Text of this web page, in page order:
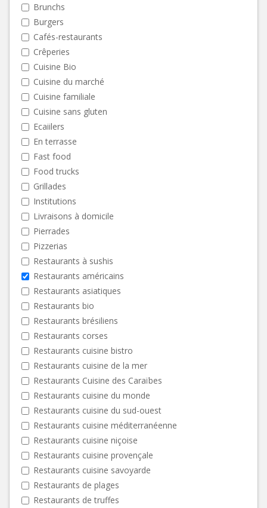
Brunchs
Burgers
Cafés-restaurants
Crêperies
Cuisine Bio
Cuisine du marché
Cuisine familiale
Cuisine sans gluten
Ecaiilers
En terrasse
Fast food
Food trucks
Grillades
Institutions
Livraisons à domicile
Pierrades
Pizzerias
Restaurants à sushis
Restaurants américains
Restaurants asiatiques
Restaurants bio
Restaurants brésiliens
Restaurants corses
Restaurants cuisine bistro
Restaurants cuisine de la mer
Restaurants Cuisine des Caraïbes
Restaurants cuisine du monde
Restaurants cuisine du sud-ouest
Restaurants cuisine méditerranéenne
Restaurants cuisine niçoise
Restaurants cuisine provençale
Restaurants cuisine savoyarde
Restaurants de plages
Restaurants de truffes